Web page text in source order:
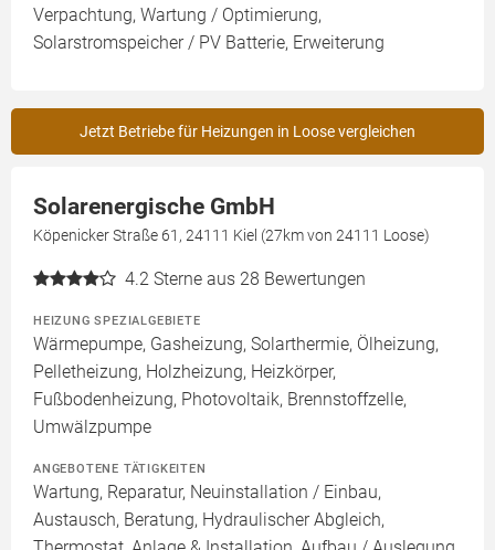
Verpachtung, Wartung / Optimierung,
Solarstromspeicher / PV Batterie, Erweiterung
Jetzt Betriebe für Heizungen in Loose vergleichen
Solarenergische GmbH
Köpenicker Straße 61, 24111 Kiel (27km von 24111 Loose)
4.2 Sterne aus 28 Bewertungen
HEIZUNG SPEZIALGEBIETE
Wärmepumpe, Gasheizung, Solarthermie, Ölheizung,
Pelletheizung, Holzheizung, Heizkörper,
Fußbodenheizung, Photovoltaik, Brennstoffzelle,
Umwälzpumpe
ANGEBOTENE TÄTIGKEITEN
Wartung, Reparatur, Neuinstallation / Einbau,
Austausch, Beratung, Hydraulischer Abgleich,